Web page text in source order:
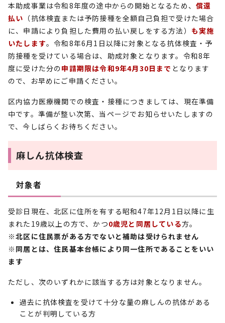
本助成事業は令和8年度の途中からの開始となるため、 償還
払い （抗体検査または予防接種を全額自己負担で受けた場合
に、申請により負担した費用の払い戻しをする方法） も実施
いたします。令和8年6月1日以降に対象となる抗体検査・予
防接種を受けている場合は、助成対象となります。令和8年
度に受けた分の申請期限は令和9年4月30日まで となります
ので、お早めにご申請ください。
区内協力医療機関での検査・接種につきましては、現在準備
中です。準備が整い次第、当ページでお知らせいたしますの
で、今しばらくお待ちください。
麻しん抗体検査
対象者
受診日現在、北区に住所を有する昭和47年12月1日以降に生
まれた19歳以上の方で、かつ0歳児と同居している方。
※北区に住民票がある方でないと補助は受けられません
※同居とは、住民基本台帳により同一住所であることをいい
ます
ただし、次のいずれかに該当する方は対象となりません。
過去に抗体検査を受けて十分な量の麻しんの抗体がある
ことが判明している方